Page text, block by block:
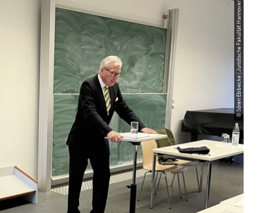
© Sören Ebbecke | Juristische Fakultät Hannover